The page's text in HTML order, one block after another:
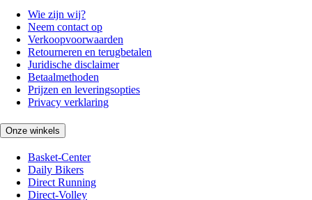
Wie zijn wij?
Neem contact op
Verkoopvoorwaarden
Retourneren en terugbetalen
Juridische disclaimer
Betaalmethoden
Prijzen en leveringsopties
Privacy verklaring
Onze winkels
Basket-Center
Daily Bikers
Direct Running
Direct-Volley